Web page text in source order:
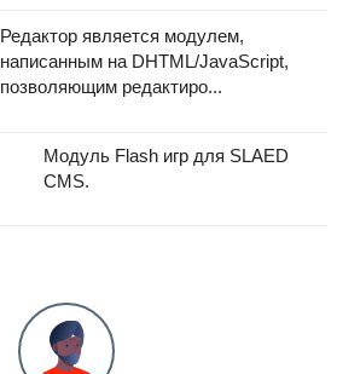
Редактор является модулем,
написанным на DHTML/JavaScript,
позволяющим редактиро...
Модуль Flаsh игр для SLAED
CMS.